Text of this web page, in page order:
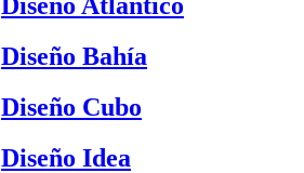
Diseño Bahía
Diseño Cubo
Diseño Idea